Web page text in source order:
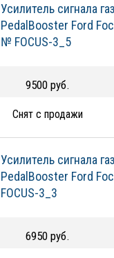
Усилитель сигнала
PedalBooster Ford
№ FOCUS-3_5
9500 руб.
Снят с продажи
Усилитель сигнала
PedalBooster Ford
FOCUS-3_3
6950 руб.